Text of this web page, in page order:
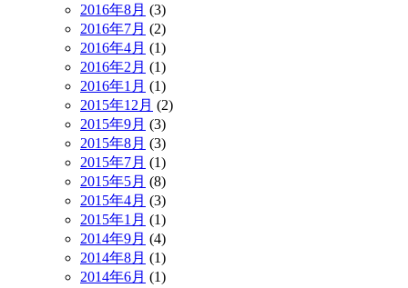
2016年8月 (3)
2016年7月 (2)
2016年4月 (1)
2016年2月 (1)
2016年1月 (1)
2015年12月 (2)
2015年9月 (3)
2015年8月 (3)
2015年7月 (1)
2015年5月 (8)
2015年4月 (3)
2015年1月 (1)
2014年9月 (4)
2014年8月 (1)
2014年6月 (1)